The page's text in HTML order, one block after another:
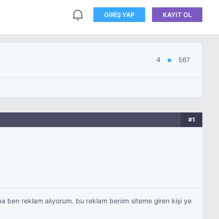
GIRIŞ YAP KAYIT OL
4 ● 567
#1
ben reklam alıyorum. bu reklam benim siteme giren kişi ye